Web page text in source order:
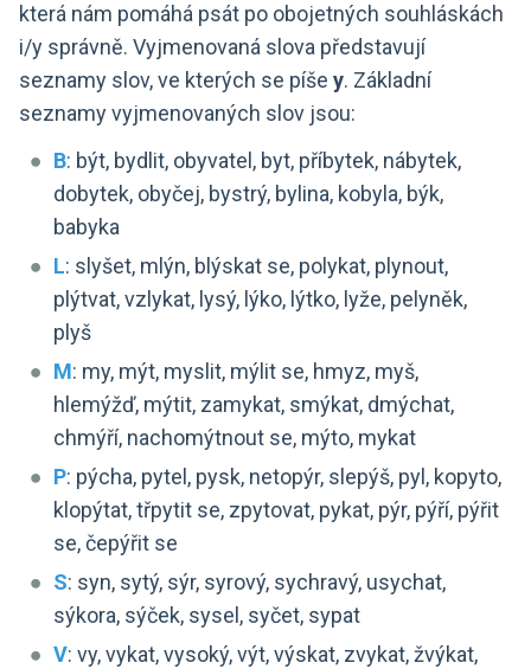
která nám pomáhá psát po obojetných souhláskách
i/y správně. Vyjmenovaná slova představují
seznamy slov, ve kterých se píše y. Základní
seznamy vyjmenovaných slov jsou:
B: být, bydlit, obyvatel, byt, příbytek, nábytek,
dobytek, obyčej, bystrý, bylina, kobyla, býk,
babyka
L: slyšet, mlýn, blýskat se, polykat, plynout,
plýtvat, vzlykat, lysý, lýko, lýtko, lyže, pelyněk,
plyš
M: my, mýt, myslit, mýlit se, hmyz, myš,
hlemýžď, mýtit, zamykat, smýkat, dmýchat,
chmýří, nachomýtnout se, mýto, mykat
P: pýcha, pytel, pysk, netopýr, slepýš, pyl, kopyto,
klopýtat, třpytit se, zpytovat, pykat, pýr, pýří, pýřit
se, čepýřit se
S: syn, sytý, sýr, syrový, sychravý, usychat,
sýkora, sýček, sysel, syčet, sypat
V: vy, vykat, vysoký, výt, výskat, zvykat, žvýkat,